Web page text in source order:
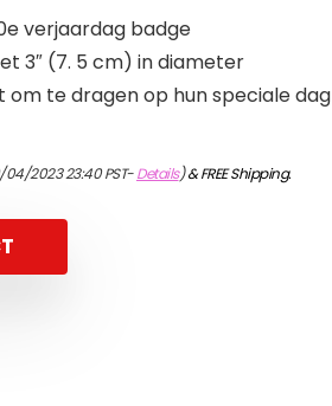
verjaardag badge
3″ (7. 5 cm) in diameter
om te dragen op hun speciale dag
2023 23:40 PST-Details)&FREE Shipping.